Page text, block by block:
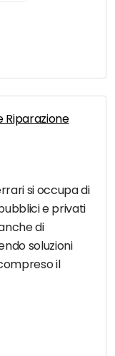
Riparazione
si occupa di
e privati
di
soluzioni
il